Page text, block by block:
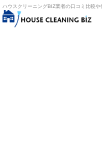
ハウスクリーニングBIZ業者の口コミ比較や